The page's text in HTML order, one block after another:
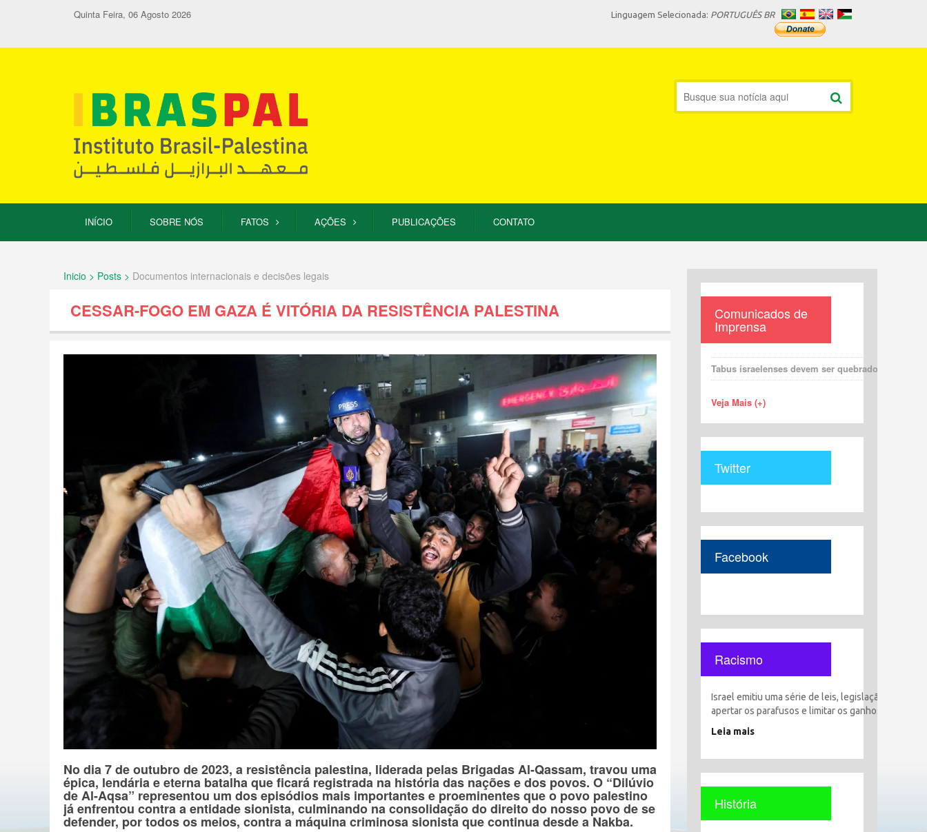
Quinta Feira, 06 Agosto 2026 Linguagem Selecionada: PORTUGUÊS BR
INÍCIO SOBRE NÓS FATOS AÇÕES PUBLICAÇÕES CONTATO
Inicio > Posts > Documentos internacionais e decisões legais
CESSAR-FOGO EM GAZA É VITÓRIA DA RESISTÊNCIA PALESTINA
No dia 7 de outubro de 2023, a resistência palestina, liderada pelas Brigadas Al-Qassam, travou uma
épica, lendária e eterna batalha que ficará registrada na história das nações e dos povos. O “Dilúvio
de Al-Aqsa” representou um dos episódios mais importantes e proeminentes que o povo palestino
já enfrentou contra a entidade sionista, culminando na consolidação do direito do nosso povo de se
defender, por todos os meios, contra a máquina criminosa sionista que continua desde a Nakba.
Comunicados de
Imprensa
Tabus israelenses devem ser quebrados para
Veja Mais (+)
Twitter
Facebook
Racismo
Israel emitiu uma série de leis, legislação e
apertar os parafusos e limitar os ganhos,
Leia mais
História